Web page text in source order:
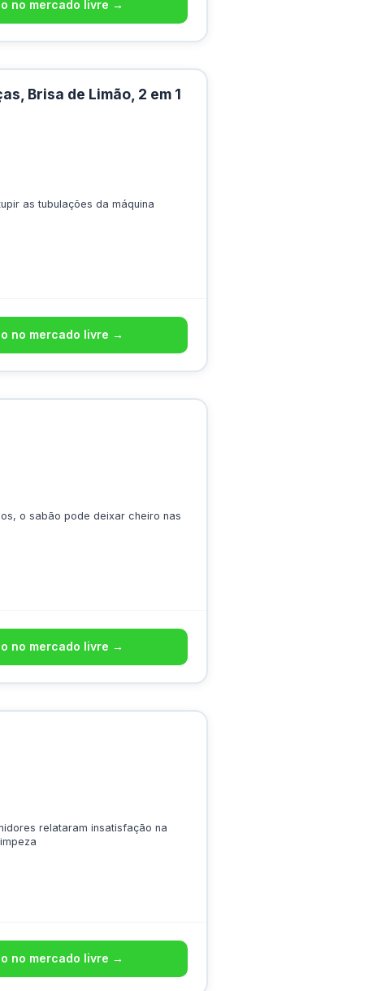
no mercado livre →
Brisa de Limão, 2 em 1
as tubulações da máquina
no mercado livre →
o sabão pode deixar cheiro nas
no mercado livre →
relataram insatisfação na
no mercado livre →